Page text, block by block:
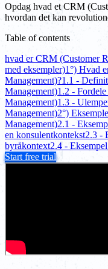
Opdag hvad et CRM
hvordan det kan
Table of contents
hvad er CRM (Customer
med eksempler)1°) Hvad
Management)?1.1 -
Management)1.2 -
Management)1.3 -
Management)2°)
Management)2.1 -
en konsulentkontekst2.3 -
byråkontext2.4 -
Start free trial